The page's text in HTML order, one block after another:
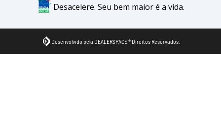
Desacelere. Seu bem maior é a vida.
Desenvolvido pela DEALERSPACE ® Direitos Reservados.